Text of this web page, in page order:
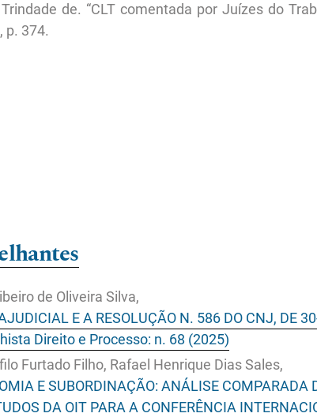
de. “CLT comentada por Juízes do
p. 374.
de Oliveira Silva,
E A RESOLUÇÃO N. 586 DO CNJ, DE
Direito e Processo: n. 68 (2025)
Furtado Filho, Rafael Henrique Dias Sales,
E SUBORDINAÇÃO: ANÁLISE
DA OIT PARA A CONFERÊNCIA